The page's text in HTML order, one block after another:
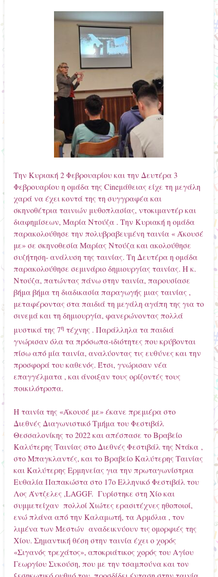
Την Κυριακή 2 Φεβρουαρίου και την Δευτέρα 3
Φεβρουαρίου η ομάδα της Cineμάθειας είχε τη μεγάλη
χαρά να έχει κοντά της τη συγγραφέα και
σκηνοθέτρια ταινιών μυθοπλασίας, ντοκιμαντέρ και
διαφημίσεων, Μαρία Ντούζα . Την Κυριακή η ομάδα
παρακολούθησε την πολυβραβευμένη ταινία « Άκουσέ
με» σε σκηνοθεσία Μαρίας Ντούζα και ακολούθησε
συζήτηση- ανάλυση της ταινίας. Τη Δευτέρα η ομάδα
παρακολούθησε σεμινάριο δημιουργίας ταινίας. Η κ.
Ντούζα, πατώντας πάνω στην ταινία, παρουσίασε
βήμα βήμα τη διαδικασία παραγωγής μιας ταινίας ,
μεταφέροντας στα παιδιά τη μεγάλη αγάπη της για το
σινεμά και τη δημιουργία, φανερώνοντας πολλά
μυστικά της 7η τέχνης . Παράλληλα τα παιδιά
γνώρισαν όλα τα πρόσωπα-ιδιότητες που κρύβονται
πίσω από μία ταινία, αναλύοντας τις ευθύνες και την
προσφορά του καθενός. Έτσι, γνώρισαν νέα
επαγγέλματα , και άνοιξαν τους ορίζοντές τους
ποικιλότροπα.
Η ταινία της «Άκουσέ με» έκανε πρεμιέρα στο
Διεθνές Διαγωνιστικό Τμήμα του Φεστιβάλ
Θεσσαλονίκης το 2022 και απέσπασε το Βραβείο
Καλύτερης Ταινίας στο Διεθνές Φεστιβάλ της Ντάκα ,
στο Μπαγκλαντές, και το Βραβείο Καλύτερης Ταινίας
και Καλύτερης Ερμηνείας για την πρωταγωνίστρια
Ευθαλία Παπακώστα στο 17ο Ελληνικό Φεστιβάλ του
Λος Άντζελες ,LAGGF. Γυρίστηκε στη Χίο και
συμμετείχαν πολλοί Χιώτες ερασιτέχνες ηθοποιοί,
ενώ πλάνα από την Καλαμωτή, τα Αρμόλια , τον
λιμένα των Μεστών αναδεικνύουν τις ομορφιές της
Χίου. Σημαντική θέση στην ταινία έχει ο χορός
«Σιγανός τρεχάτος», αποκριάτικος χορός του Αγίου
Γεωργίου Συκούση, που με την τσαμπούνα και τον